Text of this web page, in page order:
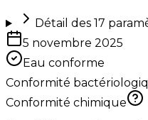
Détail des 17
5 novembre 2025
Eau conforme
Conformité
Conformité chimique